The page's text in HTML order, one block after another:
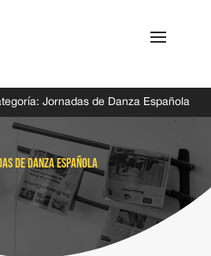
Jornadas de Danza Española
de Danza Española